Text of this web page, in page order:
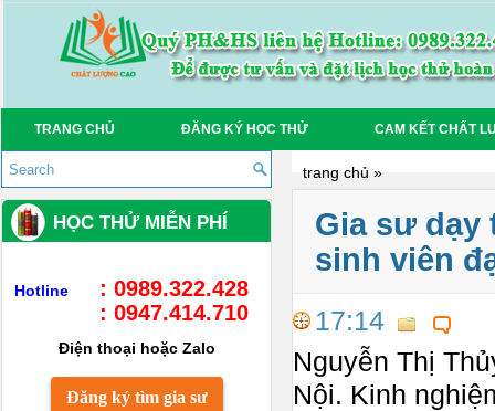
TRANG CHỦ ĐĂNG KÝ HỌC THỬ CAM KẾT CHẤT
trang chủ »
Gia sư dạy
sinh viên
17:14
Nguyễn Thị
Nội. Kinh
HỌC THỬ MIỄN PHÍ
Hotline
: 0989.322.428
: 0947.414.710
Điện thoại hoặc Zalo
Đăng ký tìm gia sư